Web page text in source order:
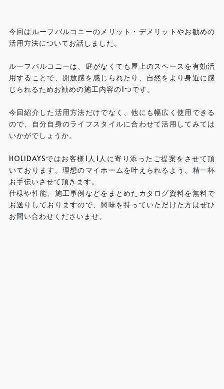
今回はルーフバルコニーのメリット・デメリットやお勧めの
活用方法についてお話しました。
ルーフバルコニーは、庭がなくても屋上のスペースを有効活
用することで、開放感を感じられたり、自然をより身近に感
じられるためお勧めの施工内容の1つです。
今回紹介した活用方法だけでなく、他にも幅広く使用できる
ので、自分自身のライフスタイルに合わせて活用してみては
いかがでしょうか。
HOLIDAYSではお客様1人1人に寄り添ったご提案をさせて頂
いております。理想のマイホームを叶えられるよう、精一杯
お手伝いさせて頂きます。
仕様や性能、施工事例などをまとめたカタログ資料を無料で
お送りしておりますので、興味を持っていただけた方はぜひ
お問い合わせくださいませ。